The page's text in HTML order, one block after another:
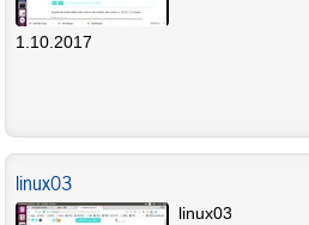
1.10.2017
linux03
linux03